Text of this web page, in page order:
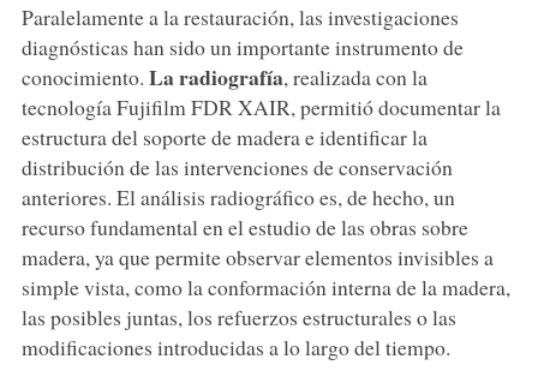
Paralelamente a la restauración, las investigaciones
diagnósticas han sido un importante instrumento de
conocimiento. La radiografía, realizada con la
tecnología Fujifilm FDR XAIR, permitió documentar la
estructura del soporte de madera e identificar la
distribución de las intervenciones de conservación
anteriores. El análisis radiográfico es, de hecho, un
recurso fundamental en el estudio de las obras sobre
madera, ya que permite observar elementos invisibles a
simple vista, como la conformación interna de la madera,
las posibles juntas, los refuerzos estructurales o las
modificaciones introducidas a lo largo del tiempo.